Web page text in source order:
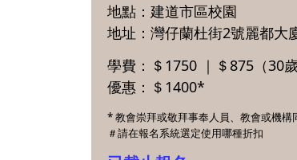
地點：建道市區校園
地址：灣仔蘭杜街2號麗都大
學費：＄1750 ｜＄875（30歲
優惠：＄1400*
* 教會崇拜或敬拜事奉人員、教會或機
＃請在報名系統選定使用哪種折扣